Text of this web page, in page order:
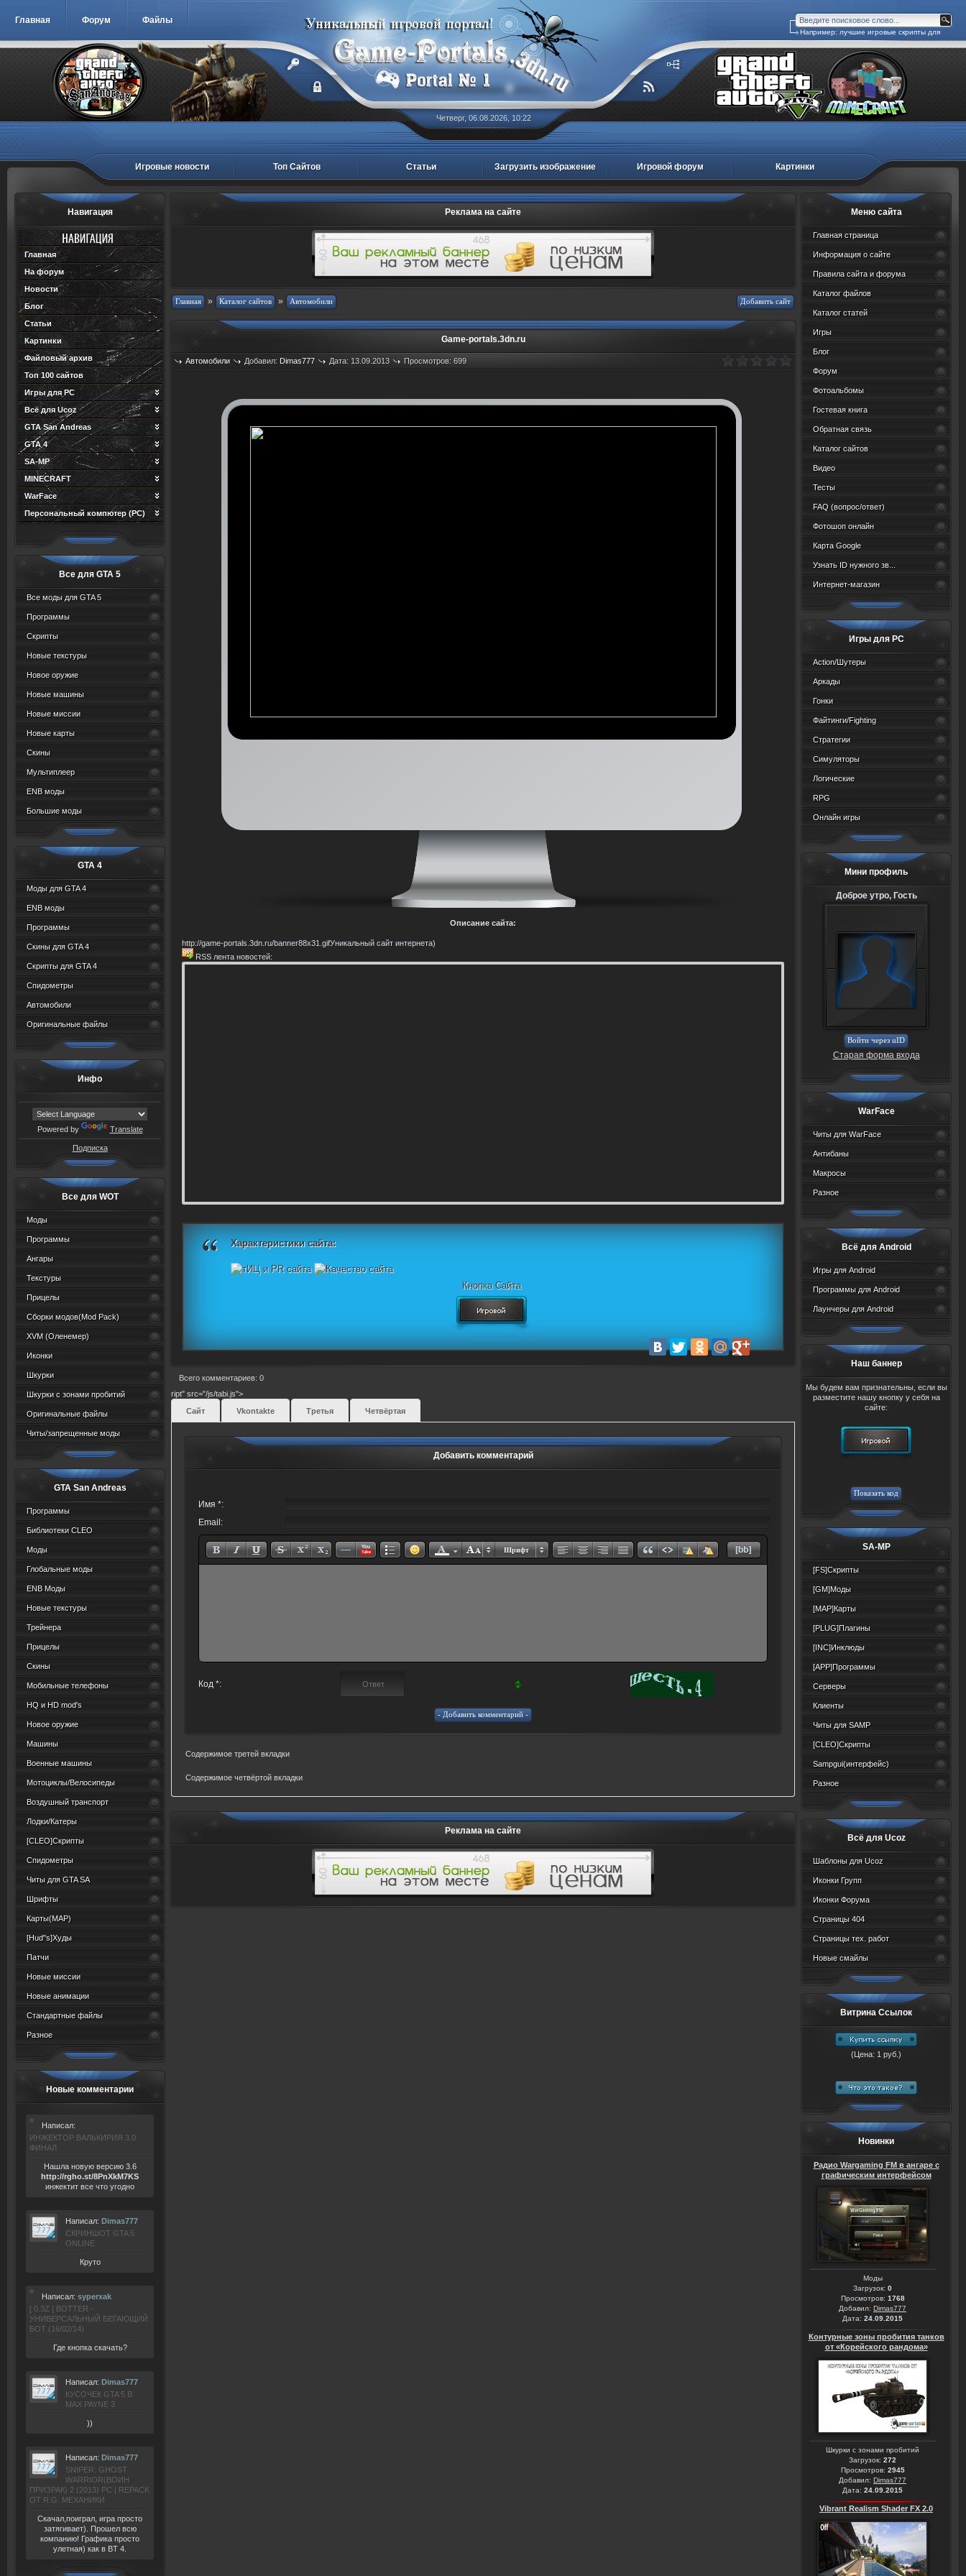
Главная Форум Файлы
Например: лучшие игровые скрипты для
ucoz
Четверг, 06.08.2026, 10:22
Игровые новости Топ Сайтов Статьи Загрузить изображение Игровой форум Картинки
Навигация
Главная
На форум
Новости
Блог
Статьи
Картинки
Файловый архив
Топ 100 сайтов
Игры для PC
Всё для Ucoz
GTA San Andreas
GTA 4
SA-MP
MINECRAFT
WarFace
Персональный компютер (PC)
Все для GTA 5
Все моды для GTA 5
Программы
Скрипты
Новые текстуры
Новое оружие
Новые машины
Новые миссии
Новые карты
Скины
Мультиплеер
ENB моды
Большие моды
GTA 4
Моды для GTA 4
ENB моды
Программы
Скины для GTA 4
Скрипты для GTA 4
Спидометры
Автомобили
Оригинальные файлы
Инфо
Powered by Translate
Подписка
Все для WOT
Моды
Программы
Ангары
Текстуры
Прицелы
Сборки модов(Mod Pack)
XVM (Oленемер)
Иконки
Шкурки
Шкурки с зонами пробитий
Оригинальные файлы
Читы/запрещенные моды
GTA San Andreas
Программы
Библиотеки CLEO
Моды
Глобальные моды
ENB Моды
Новые текстуры
Трейнера
Прицелы
Скины
Мобильные телефоны
HQ и HD mod's
Новое оружие
Машины
Военные машины
Мотоциклы/Велосипеды
Воздушный транспорт
Лодки/Катеры
[CLEO]Скрипты
Спидометры
Читы для GTA SA
Шрифты
Карты(MAP)
[Hud"s]Худы
Патчи
Новые миссии
Новые анимации
Стандартные файлы
Разное
Новые комментарии
Написал:
ИНЖЕКТОР ВАЛЬКИРИЯ 3.0
ФИНАЛ
Нашла новую версию 3.6
http://rgho.st/8PnXkM7KS
инжектит все что угодно
Написал: Dimas777
СКРИНШОТ GTA 5
ONLINE
Круто
Написал: syperxak
[ 0.3Z ] BOTTER -
УНИВЕРСАЛЬНЫЙ БЕГАЮЩИЙ
БОТ (16/02/14)
Где кнопка скачать?
Написал: Dimas777
КУСОЧЕК GTA 5 В
MAX PAYNE 3
))
Написал: Dimas777
SNIPER: GHOST
WARRIOR(ВОИН
ПРИЗРАК) 2 (2013) РС | REPACK
ОТ R.G. МЕХАНИКИ
Скачал,поиграл, игра просто
затягивает). Прошел всю
компанию! Графика просто
улетная) как в BT 4.
Меню сайта
Главная страница
Информация о сайте
Правила сайта и форума
Каталог файлов
Каталог статей
Игры
Блог
Форум
Фотоальбомы
Гостевая книга
Обратная связь
Каталог сайтов
Видео
Тесты
FAQ (вопрос/ответ)
Фотошоп онлайн
Карта Google
Узнать ID нужного зв...
Интернет-магазин
Игры для PC
Action/Шутеры
Аркады
Гонки
Файтинги/Fighting
Стратегии
Симуляторы
Логические
RPG
Онлайн игры
Мини профиль
Доброе утро, Гость
Войти через uID
Старая форма входа
WarFace
Читы для WarFace
Антибаны
Макросы
Разное
Всё для Android
Игры для Android
Программы для Android
Лаунчеры для Android
Наш баннер
Мы будем вам признательны, если вы
разместите нашу кнопку у себя на
сайте:
SA-MP
[FS]Скрипты
[GM]Моды
[MAP]Карты
[PLUG]Плагины
[INC]Инклюды
[APP]Программы
Серверы
Клиенты
Читы для SAMP
[CLEO]Скрипты
Sampgui(интерфейс)
Разное
Всё для Ucoz
Шаблоны для Ucoz
Иконки Групп
Иконки Форума
Страницы 404
Страницы тех. работ
Новые смайлы
Витрина Ссылок
(Цена: 1 руб.)
Новинки
Радио Wargaming FM в ангаре с
графическим интерфейсом
Моды
Загрузок: 0
Просмотров: 1768
Добавил: Dimas777
Дата: 24.09.2015
Контурные зоны пробития танков
от «Корейского рандома»
Шкурки с зонами пробитий
Загрузок: 272
Просмотров: 2945
Добавил: Dimas777
Дата: 24.09.2015
Vibrant Realism Shader FX 2.0
Реклама на сайте
» » Добавить сайт
Game-portals.3dn.ru
Автомобили Добавил: Dimas777 Дата: 13.09.2013 Просмотров: 699
Описание сайта:
http://game-portals.3dn.ru/banner88x31.gifУникальный сайт интернета)
RSS лента новостей:
Характеристики сайта:
Кнопка Сайта
Всего комментариев: 0
ript" src="/js/tabi.js">
Сайт
Vkontakte Третья Четвёртая
Добавить комментарий
Имя *:
Email:
Шрифт
Код *:
Содержимое третей вкладки
Содержимое четвёртой вкладки
Реклама на сайте